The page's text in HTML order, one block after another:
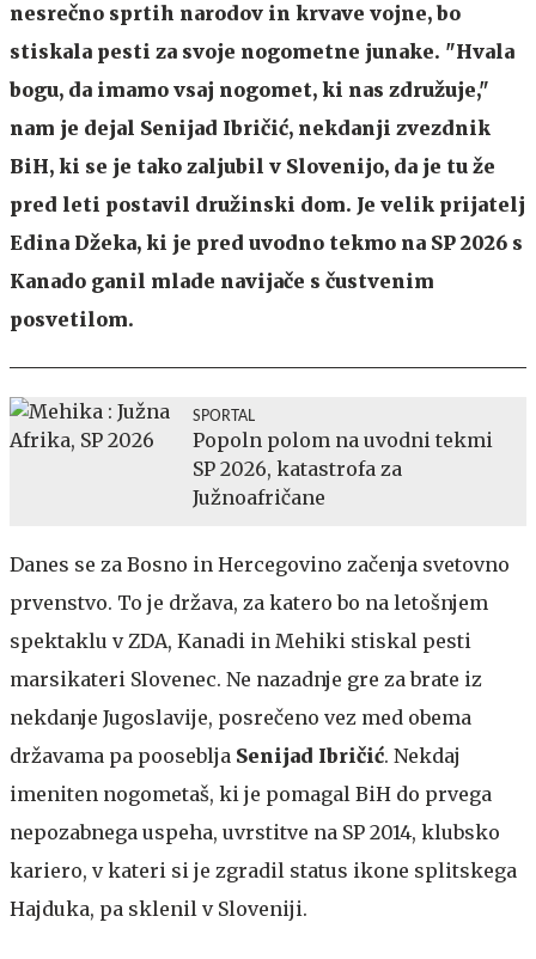
nesrečno sprtih narodov in krvave vojne, bo
stiskala pesti za svoje nogometne junake. "Hvala
bogu, da imamo vsaj nogomet, ki nas združuje,"
nam je dejal Senijad Ibričić, nekdanji zvezdnik
BiH, ki se je tako zaljubil v Slovenijo, da je tu že
pred leti postavil družinski dom. Je velik prijatelj
Edina Džeka, ki je pred uvodno tekmo na SP 2026 s
Kanado ganil mlade navijače s čustvenim
posvetilom.
SPORTAL
Popoln polom na uvodni tekmi
SP 2026, katastrofa za
Južnoafričane
Danes se za Bosno in Hercegovino začenja svetovno
prvenstvo. To je država, za katero bo na letošnjem
spektaklu v ZDA, Kanadi in Mehiki stiskal pesti
marsikateri Slovenec. Ne nazadnje gre za brate iz
nekdanje Jugoslavije, posrečeno vez med obema
državama pa pooseblja Senijad Ibričić. Nekdaj
imeniten nogometaš, ki je pomagal BiH do prvega
nepozabnega uspeha, uvrstitve na SP 2014, klubsko
kariero, v kateri si je zgradil status ikone splitskega
Hajduka, pa sklenil v Sloveniji.